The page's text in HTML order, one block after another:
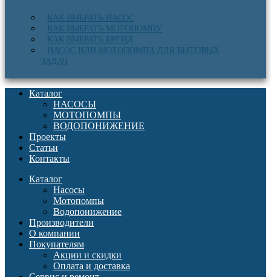
КАК ВЫБРАТЬ НАСОС
КАК ВЫБРАТЬ МОТОПОМПУ
КАК ВЫБРАТЬ БРЕНД
НАСОС ИЛИ МОТОПОМПА ДЛЯ БЫТОВЫХ
ЗАДАЧ
Каталог
НАСОСЫ
МОТОПОМПЫ
ВОДОПОНИЖЕНИЕ
Проекты
Статьи
Контакты
Каталог
Насосы
Мотопомпы
Водопонижение
Производители
О компании
Покупателям
Акции и скидки
Оплата и доставка